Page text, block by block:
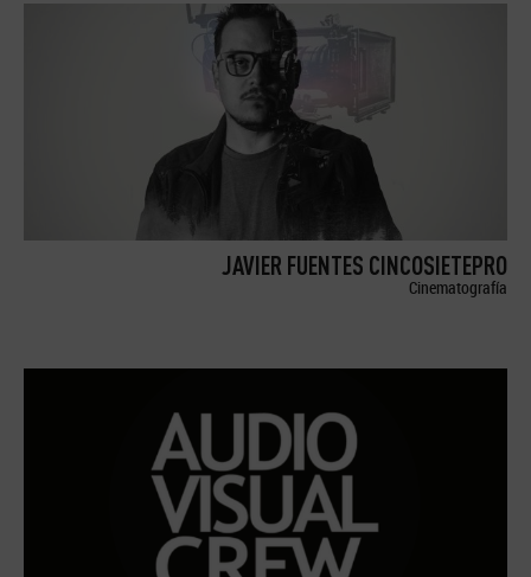
JAVIER FUENTES CINCOSIETEPRO
Cinematografía